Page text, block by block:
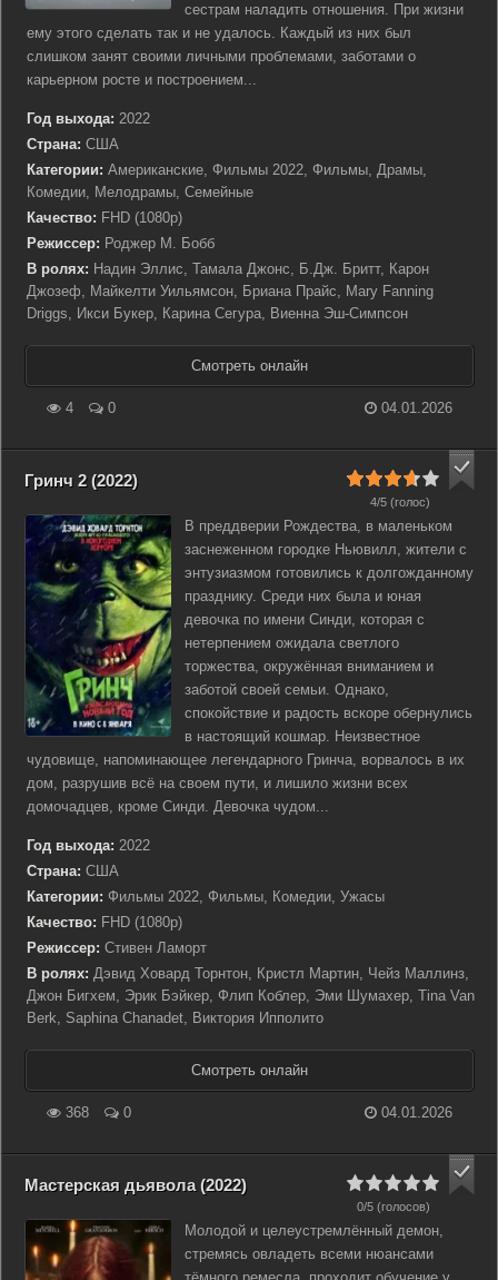
сестрам наладить отношения. При жизни
ему этого сделать так и не удалось. Каждый из них был
слишком занят своими личными проблемами, заботами о
карьерном росте и построением...
Год выхода: 2022
Страна: США
Категории: Американские, Фильмы 2022, Фильмы, Драмы,
Комедии, Мелодрамы, Семейные
Качество: FHD (1080p)
Режиссер: Роджер М. Бобб
В ролях: Надин Эллис, Тамала Джонс, Б.Дж. Бритт, Карон
Джозеф, Майкелти Уильямсон, Бриана Прайс, Mary Fanning
Driggs, Икси Букер, Карина Сегура, Виенна Эш-Симпсон
Смотреть онлайн
4 0 04.01.2026
Гринч 2 (2022)
4/5 (голос)
В преддверии Рождества, в маленьком
заснеженном городке Ньювилл, жители с
энтузиазмом готовились к долгожданному
празднику. Среди них была и юная
девочка по имени Синди, которая с
нетерпением ожидала светлого
торжества, окружённая вниманием и
заботой своей семьи. Однако,
спокойствие и радость вскоре обернулись
в настоящий кошмар. Неизвестное
чудовище, напоминающее легендарного Гринча, ворвалось в их
дом, разрушив всё на своем пути, и лишило жизни всех
домочадцев, кроме Синди. Девочка чудом...
Год выхода: 2022
Страна: США
Категории: Фильмы 2022, Фильмы, Комедии, Ужасы
Качество: FHD (1080p)
Режиссер: Стивен Ламорт
В ролях: Дэвид Ховард Торнтон, Кристл Мартин, Чейз Маллинз,
Джон Бигхем, Эрик Бэйкер, Флип Коблер, Эми Шумахер, Tina Van
Berk, Saphina Chanadet, Виктория Ипполито
Смотреть онлайн
368 0 04.01.2026
Мастерская дьявола (2022)
0/5 (голосов)
Молодой и целеустремлённый демон,
стремясь овладеть всеми нюансами